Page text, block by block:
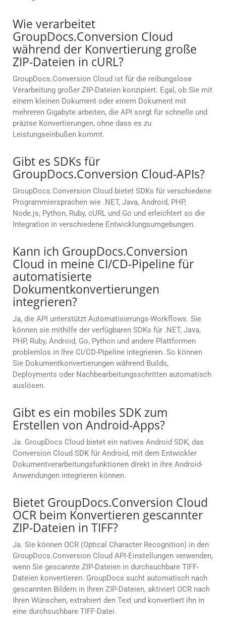
Wie verarbeitet
GroupDocs.Conversion Cloud
während der Konvertierung große
ZIP-Dateien in cURL?
GroupDocs.Conversion Cloud ist für die reibungslose
Verarbeitung großer ZIP-Dateien konzipiert. Egal, ob Sie mit
einem kleinen Dokument oder einem Dokument mit
mehreren Gigabyte arbeiten, die API sorgt für schnelle und
präzise Konvertierungen, ohne dass es zu
Leistungseinbußen kommt.
Gibt es SDKs für
GroupDocs.Conversion Cloud-APIs?
GroupDocs.Conversion Cloud bietet SDKs für verschiedene
Programmiersprachen wie .NET, Java, Android, PHP,
Node.js, Python, Ruby, cURL und Go und erleichtert so die
Integration in verschiedene Entwicklungsumgebungen.
Kann ich GroupDocs.Conversion
Cloud in meine CI/CD-Pipeline für
automatisierte
Dokumentkonvertierungen
integrieren?
Ja, die API unterstützt Automatisierungs-Workflows. Sie
können sie mithilfe der verfügbaren SDKs für .NET, Java,
PHP, Ruby, Android, Go, Python und andere Plattformen
problemlos in Ihre CI/CD-Pipeline integrieren. So können
Sie Dokumentkonvertierungen während Builds,
Deployments oder Nachbearbeitungsschritten automatisch
auslösen.
Gibt es ein mobiles SDK zum
Erstellen von Android-Apps?
Ja. GroupDocs Cloud bietet ein natives Android SDK, das
Conversion Cloud SDK für Android, mit dem Entwickler
Dokumentverarbeitungsfunktionen direkt in ihre Android-
Anwendungen integrieren können.
Bietet GroupDocs.Conversion Cloud
OCR beim Konvertieren gescannter
ZIP-Dateien in TIFF?
Ja. Sie können OCR (Optical Character Recognition) in den
GroupDocs.Conversion Cloud API-Einstellungen verwenden,
wenn Sie gescannte ZIP-Dateien in durchsuchbare TIFF-
Dateien konvertieren. GroupDocs sucht automatisch nach
gescannten Bildern in Ihren ZIP-Dateien, aktiviert OCR nach
Ihren Wünschen, extrahiert den Text und konvertiert ihn in
eine durchsuchbare TIFF-Datei.